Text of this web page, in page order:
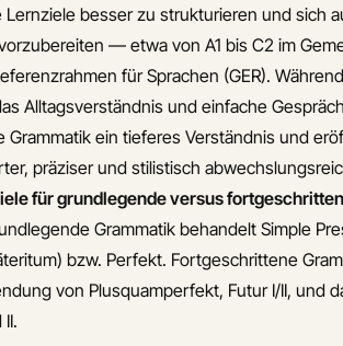
Lernziele besser zu strukturieren und sich
— etwa von A1 bis C2 im
für Sprachen (GER).
Alltagsverständnis und einfache
ein tieferes Verständnis und
präziser und stilistisch
für grundlegende versus
Grammatik behandelt Simple
bzw. Perfekt. Fortgeschrittene
von Plusquamperfekt, Futur I/II, und